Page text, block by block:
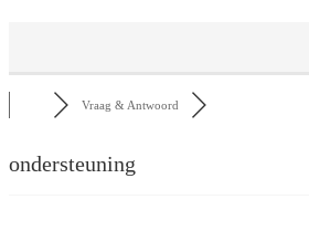
Vraag & Antwoord
ondersteuning